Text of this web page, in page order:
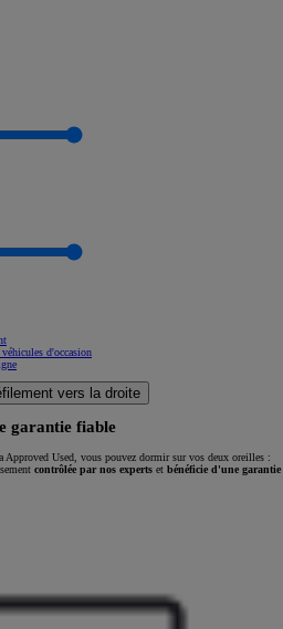
d'occasion
vers la droite
garantie fiable
Approved Used, vous pouvez dormir sur vos deux oreilles :
contrôlée par nos experts et bénéficie d'une garantie